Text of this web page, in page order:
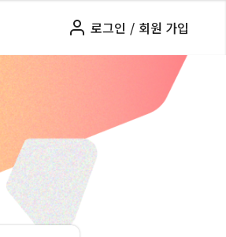
로그인 / 회원 가입